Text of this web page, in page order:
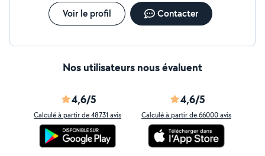
Voir le profil Contacter
Nos utilisateurs nous évaluent
4,6/5
Calculé à partir de 48731 avis
4,6/5
Calculé à partir de 66000 avis